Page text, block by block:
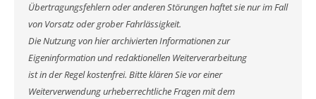
Übertragungsfehlern oder anderen Störungen haftet sie nur im Fall
von Vorsatz oder grober Fahrlässigkeit.
Die Nutzung von hier archivierten Informationen zur
Eigeninformation und redaktionellen Weiterverarbeitung
ist in der Regel kostenfrei. Bitte klären Sie vor einer
Weiterverwendung urheberrechtliche Fragen mit dem